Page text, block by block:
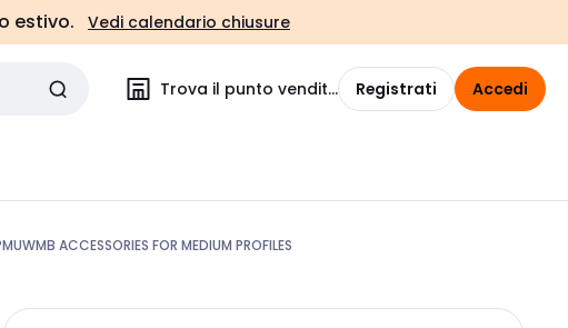
estivo. Vedi calendario chiusure
Trova il punto vendita Registrati Accedi
ACCESSORIES FOR MEDIUM PROFILES